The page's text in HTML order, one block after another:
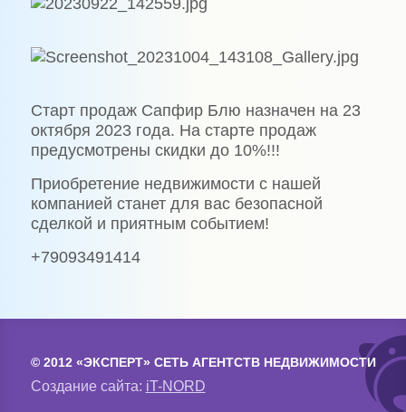
Старт продаж Сапфир Блю назначен на 23
октября 2023 года. На старте продаж
предусмотрены скидки до 10%!!!
Приобретение недвижимости с нашей
компaнией станет для вас безопaсной
сделкой и приятным событием!
+79093491414
© 2012 «ЭКСПЕРТ» СЕТЬ АГЕНТСТВ НЕДВИЖИМОСТИ
Создание сайта: iT-NORD